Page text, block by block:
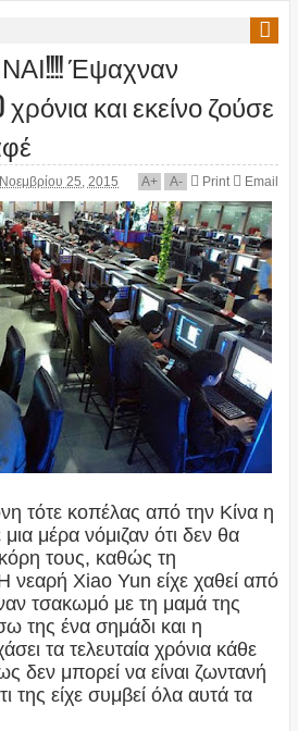
Έψαχναν
χρόνια και εκείνο ζούσε
25, 2015 A+ A- Print Email
τότε κοπέλας από την Κίνα η
μέρα νόμιζαν ότι δεν θα
τους, καθώς τη
Xiao Yun είχε χαθεί από
τσακωμό με τη μαμά της
της ένα σημάδι και η
τα τελευταία χρόνια κάθε
δεν μπορεί να είναι ζωντανή
της είχε συμβεί όλα αυτά τα